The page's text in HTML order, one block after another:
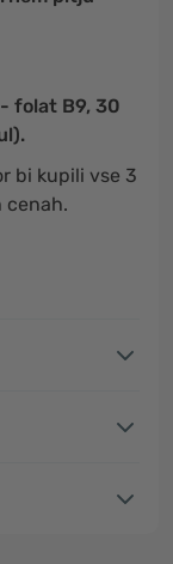
folat B9, 30
bi kupili vse 3
cenah.